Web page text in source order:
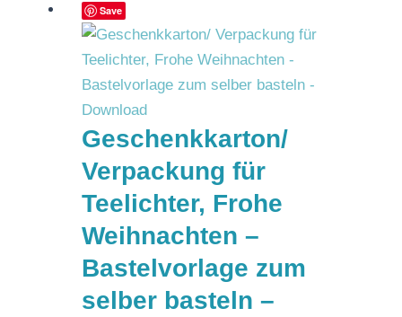
Save
Geschenkkarton/
Verpackung für
Teelichter, Frohe
Weihnachten –
Bastelvorlage zum
selber basteln –